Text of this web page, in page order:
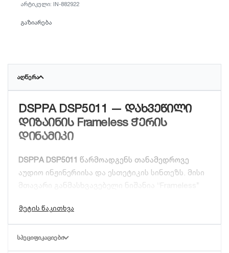
IN-882922
გაზიარება
ᲐᲦᲬᲔᲠᲐ
DSPPA DSP5011 — დახვეწილი
დიზაინის Frameless ჭერის
დინამიკი
DSPPA DSP5011 წარმოადგენს თანამედროვე
აუდიო ინჟინერიისა და ესთეტიკის სინთეზს. მისი
მთავარი განმასხვავებელი ნიშანია “Frameless”
ფარავს მთლიან კორპუსს, რაც მას ჭერზე
თითქმის უხილავს ხდის.
ᲡᲞᲔᲪᲘᲤᲘᲙᲐᲪᲘᲔᲑᲘ